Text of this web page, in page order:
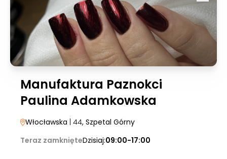
Manufaktura Paznokci
Paulina Adamkowska
Włocławska | 44, Szpetal Górny
Teraz zamknięteDzisiaj:09:00-17:00